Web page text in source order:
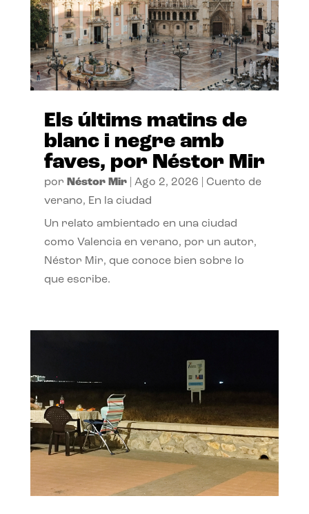
Els últims matins de
blanc i negre amb
faves, por Néstor Mir
por Néstor Mir| Ago 2, 2026
Cuento de
verano, En la ciudad
Un relato ambientado en una ciudad
como Valencia en verano, por un autor,
Néstor Mir, que conoce bien sobre lo
que escribe.